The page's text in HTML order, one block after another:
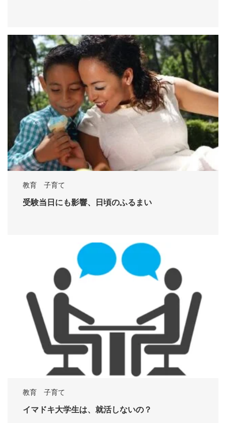
教育 子育て
受験当日にも影響、日頃のふるまい
教育 子育て
イマドキ大学生は、就活しないの？